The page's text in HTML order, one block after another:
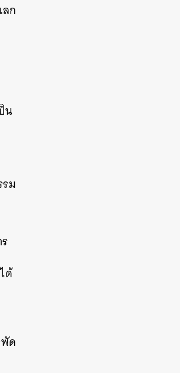
ก
น
ม
ด้
ด